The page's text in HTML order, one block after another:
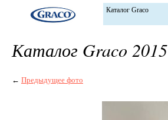
Каталог Graco
Каталог Graco 2015
← Предыдущее фото